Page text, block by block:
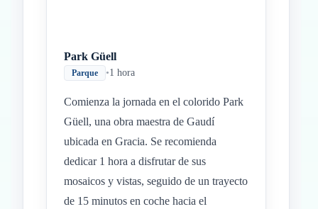
Park Güell
Parque •1 hora
Comienza la jornada en el colorido Park
Güell, una obra maestra de Gaudí
ubicada en Gracia. Se recomienda
dedicar 1 hora a disfrutar de sus
mosaicos y vistas, seguido de un trayecto
de 15 minutos en coche hacia el